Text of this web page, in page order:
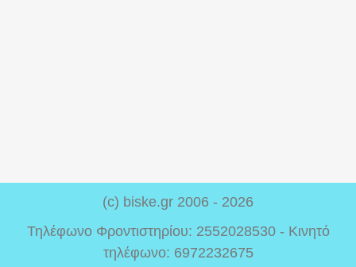
(c) biske.gr 2006 - 2026
Τηλέφωνο Φροντιστηρίου: 2552028530 - Κινητό
τηλέφωνο: 6972232675